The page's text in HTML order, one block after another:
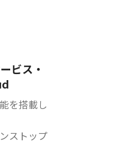
ビス・
を搭載し
ストップ